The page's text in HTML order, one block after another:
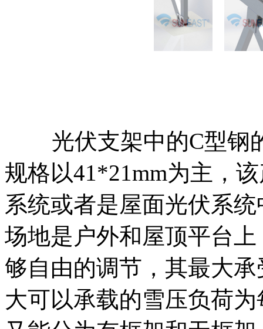
光伏支架中的C型钢
规格以41*21mm为主，
系统或者是屋面光伏系
场地是户外和屋顶平台
够自由的调节，其最大
大可以承载的雪压负荷